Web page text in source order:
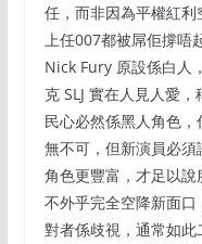
任，而非因為平權紅
上任007都被屌佢撐
Nick Fury 原設係白人
克 SLJ 實在人見人愛
民心必然係黑人角色
無不可，但新演員必
角色更豐富，才足以說
不外乎完全空降新面
對者係歧視，通常如